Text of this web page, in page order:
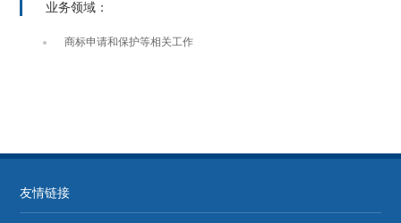
业务领域：
商标申请和保护等相关工作
友情链接